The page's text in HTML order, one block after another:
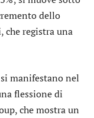
dello
, che registra una
manifestano nel
flessione di
, che mostra un